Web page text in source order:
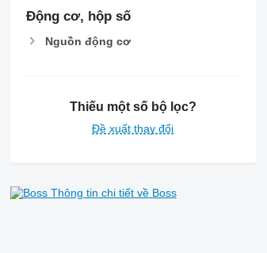
Động cơ, hộp số
Nguồn động cơ
Thiếu một số bộ lọc?
Đề xuất thay đổi
Thông tin chi tiết về Boss